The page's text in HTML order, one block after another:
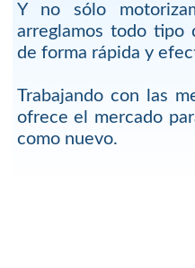
Y no sólo
arreglamos todo tipo
de forma rápida y
Trabajando con las
ofrece el mercado
como nuevo.